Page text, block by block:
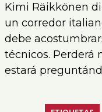
Kimi Räikkönen
un corredor
debe
técnicos. Perderá
estará